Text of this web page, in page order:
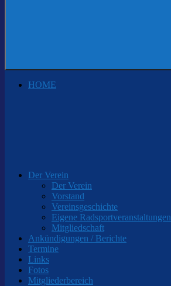
HOME
Der Verein
Der Verein
Vorstand
Vereinsgeschichte
Eigene Radsportveranstaltungen
Mitgliedschaft
Ankündigungen / Berichte
Termine
Links
Fotos
Mitgliederbereich